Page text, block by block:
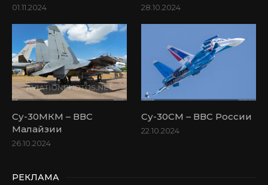
01.11.2024 28.10.2024
Су-30МКМ – ВВС
Малайзии
26.10.2024
Су-30СМ – ВВС России
22.10.2024
РЕКЛАМА